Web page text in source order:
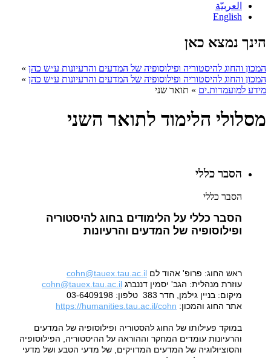
العربيّة
English
הינך נמצא כאן
המכון והחוג להיסטוריה ופילוסופיה של המדעים והרעיונות ע״ש כהן »
המכון והחוג להיסטוריה ופילוסופיה של המדעים והרעיונות ע״ש כהן »
מידע למועמדות.ים » תואר שני
מסלולי הלימוד לתואר השני
הסבר כללי
הסבר כללי
הסבר כללי על הלימודים בחוג להיסטוריה
ופילוסופיה של המדעים והרעיונות
ראש החוג: פרופ' אהוד לם cohn@tauex.tau.ac.il
עוזרת מנהלית: הגב' יסמין דננברג cohn@tauex.tau.ac.il
מיקום: בניין גילמן, חדר 383 טלפון: 03-6409198
אתר החוג והמכון:
https://humanities.tau.ac.il/cohn
במוקד פעילותו של החוג להסטוריה ופילוסופיה של המדעים
והרעיונות עומדים המחקר וההוראה על ההיסטוריה, הפילוסופיה
והסוציולוגיה של המדעים המדויקים, של מדעי הטבע ושל מדעי